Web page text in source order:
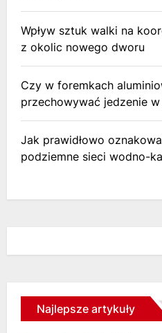
Wpływ sztuk walki na
z okolic nowego dworu
Czy w foremkach
przechowywać jedzenie
Jak prawidłowo
podziemne sieci wodno-
Najlepsze artykuły